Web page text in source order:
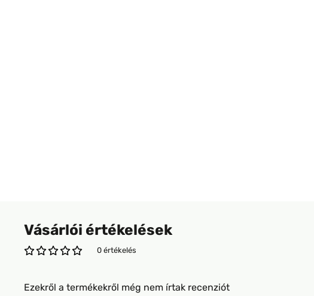
Vásárlói értékelések
0 értékelés
Ezekről a termékekről még nem írtak recenziót